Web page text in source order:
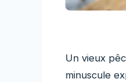
Un vieux
minuscule